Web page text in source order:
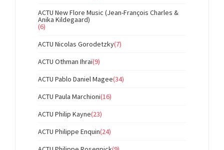
ACTU New Flore Music (Jean-François Charles &
Anika Kildegaard)
(6)
ACTU Nicolas Gorodetzky(7)
ACTU Othman Ihraï(9)
ACTU Pablo Daniel Magee(34)
ACTU Paula Marchioni(16)
ACTU Philip Kayne(23)
ACTU Philippe Enquin(24)